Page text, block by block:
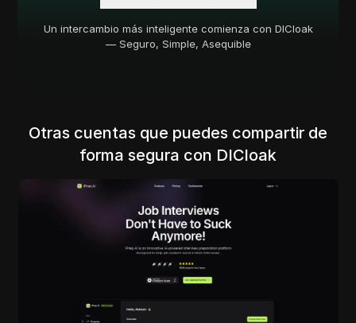
Un intercambio más inteligente comienza con DICloak
— Seguro, Simple, Asequible
Otras cuentas que puedes compartir de
forma segura con DICloak